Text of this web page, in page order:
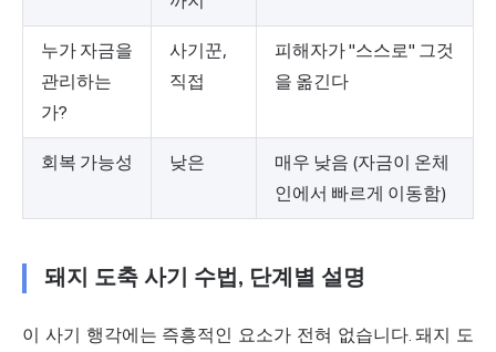
누가 자금을
관리하는
가?
사기꾼,
직접
피해자가 "스스로" 그것
을 옮긴다
회복 가능성 낮은
매우 낮음 (자금이 온체
인에서 빠르게 이동함)
돼지 도축 사기 수법, 단계별 설명
이 사기 행각에는 즉흥적인 요소가 전혀 없습니다. 돼지 도